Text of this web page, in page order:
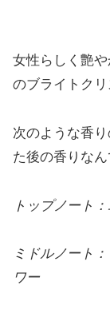
女性らしく艶
のブライトクリ
次のような香
た後の香りな
トップノート
ミドルノート
ワー